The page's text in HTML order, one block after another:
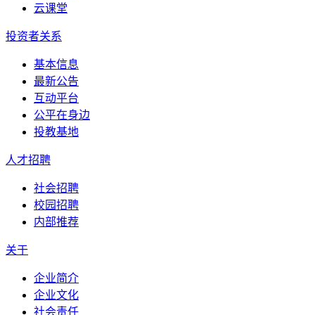
云课堂
投资者关系
基本信息
最新公告
互动平台
公平在身边
投教基地
人才招聘
社会招聘
校园招聘
内部推荐
关于
企业简介
企业文化
社会责任